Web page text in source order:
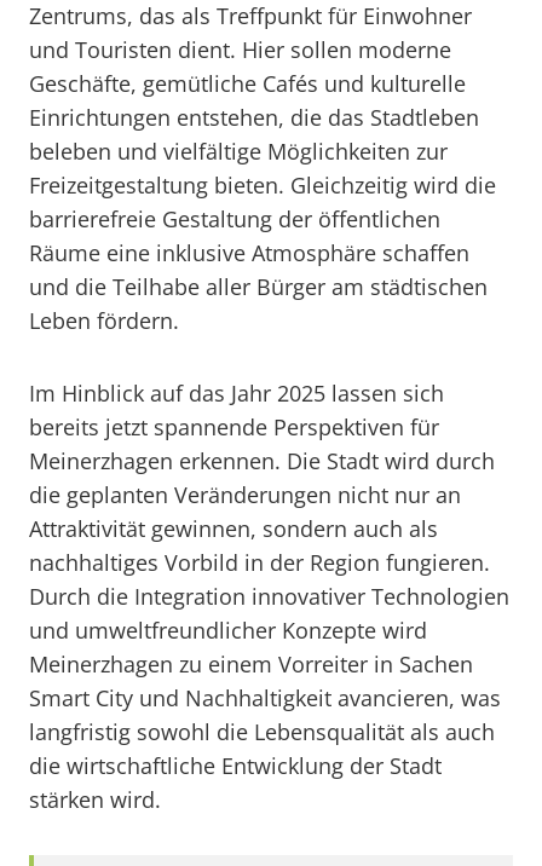
Zentrums, das als Treffpunkt für Einwohner
und Touristen dient. Hier sollen moderne
Geschäfte, gemütliche Cafés und kulturelle
Einrichtungen entstehen, die das Stadtleben
beleben und vielfältige Möglichkeiten zur
Freizeitgestaltung bieten. Gleichzeitig wird die
barrierefreie Gestaltung der öffentlichen
Räume eine inklusive Atmosphäre schaffen
und die Teilhabe aller Bürger am städtischen
Leben fördern.
Im Hinblick auf das Jahr 2025 lassen sich
bereits jetzt spannende Perspektiven für
Meinerzhagen erkennen. Die Stadt wird durch
die geplanten Veränderungen nicht nur an
Attraktivität gewinnen, sondern auch als
nachhaltiges Vorbild in der Region fungieren.
Durch die Integration innovativer Technologien
und umweltfreundlicher Konzepte wird
Meinerzhagen zu einem Vorreiter in Sachen
Smart City und Nachhaltigkeit avancieren, was
langfristig sowohl die Lebensqualität als auch
die wirtschaftliche Entwicklung der Stadt
stärken wird.